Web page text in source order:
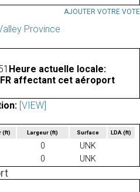
AJOUTER VOTRE VOTE
Province
Heure actuelle locale:
affectant cet aéroport
[VIEW]
(ft) Largeur(ft) Surface LDA(ft)
0
UNK
0 UNK